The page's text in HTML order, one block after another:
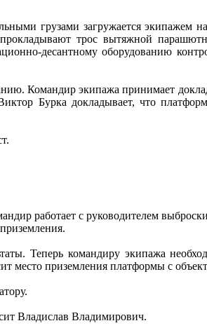
грузами загружается экипажем на
трос вытяжной
десантному оборудованию
Командир экипажа принимает
Бурка докладывает, что
работает с руководителем
Теперь командиру экипажа
место приземления платформы с
Владислав Владимирович.